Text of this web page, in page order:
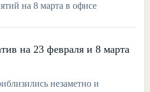
на 8 марта в офисе
на 23 февраля и 8 марта
незаметно и